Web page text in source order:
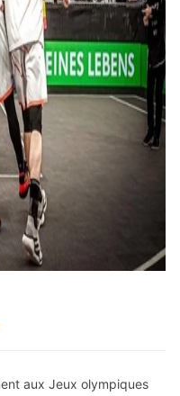
aux Jeux olympiques